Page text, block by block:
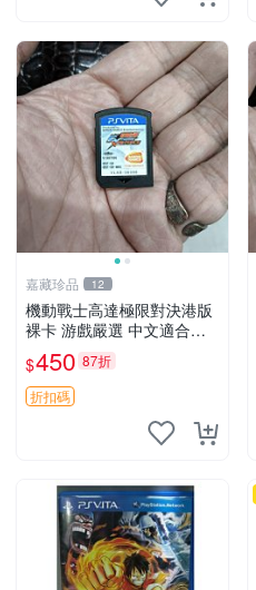
嘉藏珍品 12
機動戰士高達極限對決港版
裸卡 游戲嚴選 中文適合收
藏 機動戰士 高達對決 游戲
機
$450 87折
折扣碼